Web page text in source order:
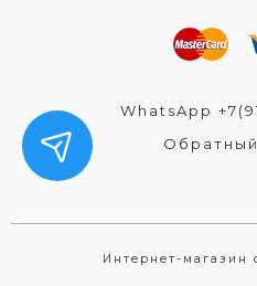
WhatsApp
Интернет-магазин